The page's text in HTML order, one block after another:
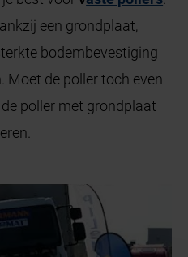
een grondplaat,
bodembevestiging
Moet de poller toch even
poller met grondplaat